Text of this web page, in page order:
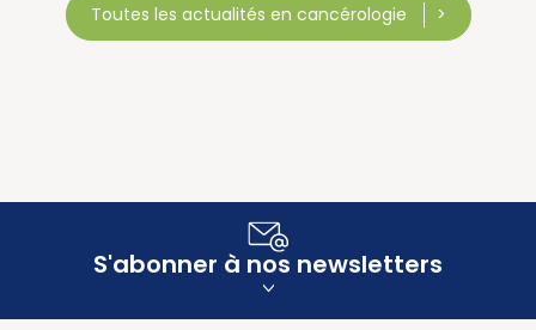
Toutes les actualités en cancérologie
S'abonner à nos newsletters